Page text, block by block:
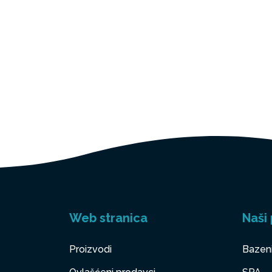
Web stranica
Proizvodi
Naši